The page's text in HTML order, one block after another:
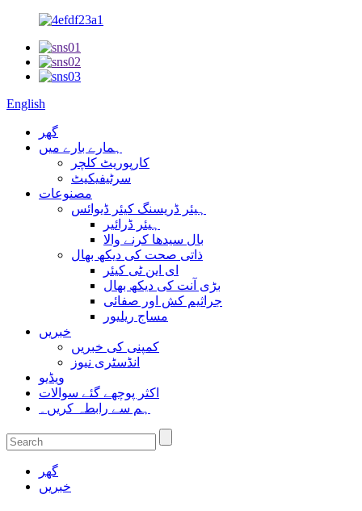
English
گھر
ہمارے بارے میں
کارپوریٹ کلچر
سرٹیفیکیٹ
مصنوعات
ہیئر ڈریسنگ کیئر ڈیوائس
ہیئر ڈرائیر
بال سیدھا کرنے والا
ذاتی صحت کی دیکھ بھال
ای این ٹی کیئر
بڑی آنت کی دیکھ بھال
جراثیم کش اور صفائی
مساج ریلیور
خبریں
کمپنی کی خبریں
انڈسٹری نیوز
ویڈیو
اکثر پوچھے گئے سوالات
ہم سے رابطہ کریں۔
گھر
خبریں